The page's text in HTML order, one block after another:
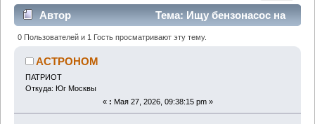
Автор
Тема: Ищу бензонасос на
сабур gmt800 2001 год (Прочитано 1656 раз)
0 Пользователей и 1 Гость просматривают эту тему.
ACTPOHOM
ПАТРИОТ
Откуда: Юг Москвы
« : Мая 27, 2026, 09:38:15 pm »